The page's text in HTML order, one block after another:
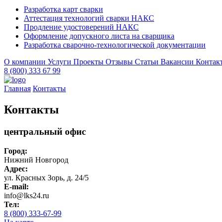
Разработка карт сварки
Аттестация технологий сварки НАКС
Продление удостоверений НАКС
Оформление допускного листа на сварщика
Разработка сварочно-технологической документации
О компании Услуги Проекты Отзывы Статьи Вакансии
8 (800) 333 67 99
Главная Контакты
Контакты
центральный офис
Город:
Нижний Новгород
Адрес:
ул. Красных Зорь, д. 24/5
E-mail:
info@lks24.ru
Тел:
8 (800) 333-67-99